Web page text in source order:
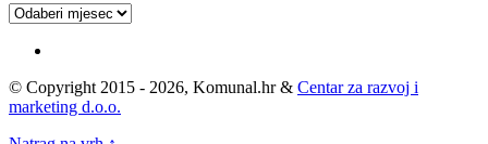
Pregledaj
© Copyright 2015 - 2026, Komunal.hr & Centar za razvoj i
marketing d.o.o.